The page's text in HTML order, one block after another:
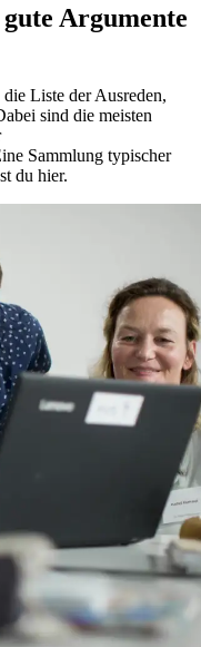
gute Argumente
Liste der Ausreden,
sind die meisten
Sammlung typischer
du hier.